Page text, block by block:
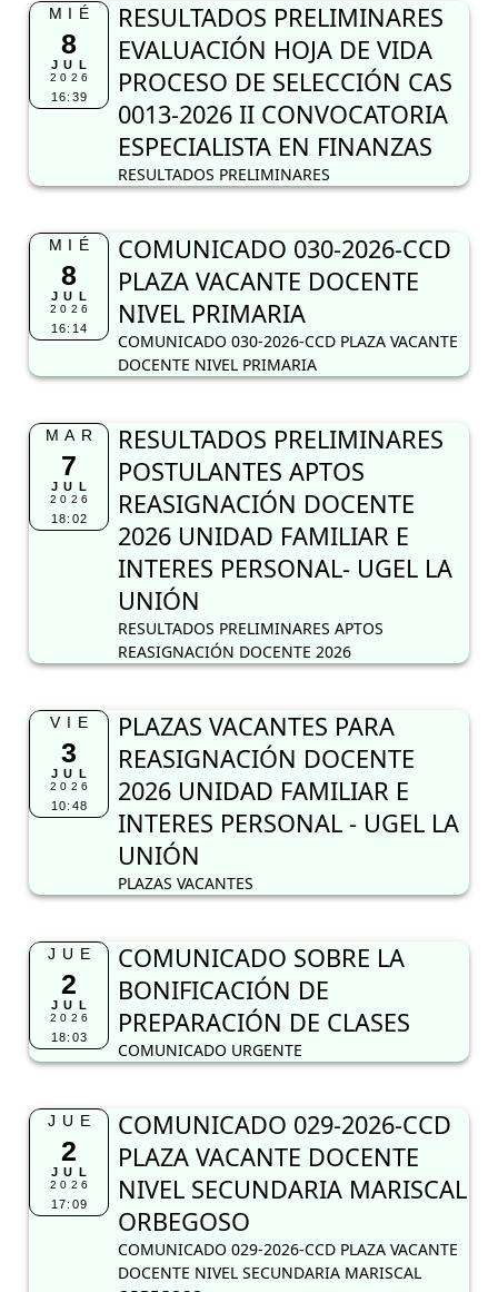
MIÉ
8
JUL
2026
16:39
RESULTADOS PRELIMINARES
EVALUACIÓN HOJA DE VIDA
PROCESO DE SELECCIÓN CAS
0013-2026 II CONVOCATORIA
ESPECIALISTA EN FINANZAS
RESULTADOS PRELIMINARES
MIÉ
8
JUL
2026
16:14
COMUNICADO 030-2026-CCD
PLAZA VACANTE DOCENTE
NIVEL PRIMARIA
COMUNICADO 030-2026-CCD PLAZA VACANTE
DOCENTE NIVEL PRIMARIA
MAR
7
JUL
2026
18:02
RESULTADOS PRELIMINARES
POSTULANTES APTOS
REASIGNACIÓN DOCENTE
2026 UNIDAD FAMILIAR E
INTERES PERSONAL- UGEL LA
UNIÓN
RESULTADOS PRELIMINARES APTOS
REASIGNACIÓN DOCENTE 2026
VIE
3
JUL
2026
10:48
PLAZAS VACANTES PARA
REASIGNACIÓN DOCENTE
2026 UNIDAD FAMILIAR E
INTERES PERSONAL - UGEL LA
UNIÓN
PLAZAS VACANTES
JUE
2
JUL
2026
18:03
COMUNICADO SOBRE LA
BONIFICACIÓN DE
PREPARACIÓN DE CLASES
COMUNICADO URGENTE
JUE
2
JUL
2026
17:09
COMUNICADO 029-2026-CCD
PLAZA VACANTE DOCENTE
NIVEL SECUNDARIA MARISCAL
ORBEGOSO
COMUNICADO 029-2026-CCD PLAZA VACANTE
DOCENTE NIVEL SECUNDARIA MARISCAL